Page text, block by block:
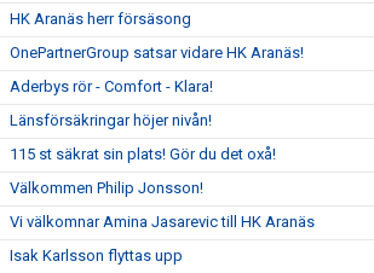
HK Aranäs herr försäsong
OnePartnerGroup satsar vidare HK Aranäs!
Aderbys rör - Comfort - Klara!
Länsförsäkringar höjer nivån!
115 st säkrat sin plats! Gör du det oxå!
Välkommen Philip Jonsson!
Vi välkomnar Amina Jasarevic till HK Aranäs
Isak Karlsson flyttas upp